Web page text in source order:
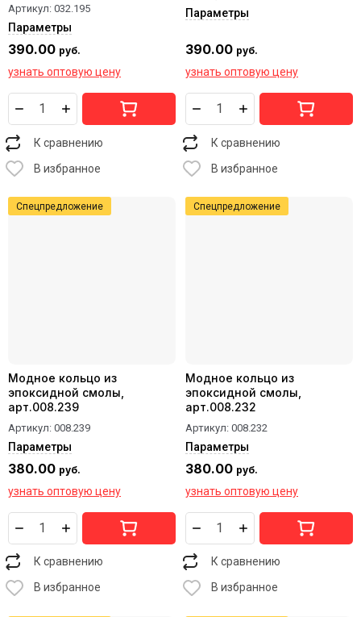
Артикул: 032.195
Параметры
390.00 руб.
узнать оптовую цену
К сравнению
В избранное
Параметры
390.00 руб.
узнать оптовую цену
К сравнению
В избранное
Спецпредложение
Модное кольцо из
эпоксидной смолы,
арт.008.239
Артикул: 008.239
Параметры
380.00 руб.
узнать оптовую цену
К сравнению
В избранное
Спецпредложение
Модное кольцо из
эпоксидной смолы,
арт.008.232
Артикул: 008.232
Параметры
380.00 руб.
узнать оптовую цену
К сравнению
В избранное